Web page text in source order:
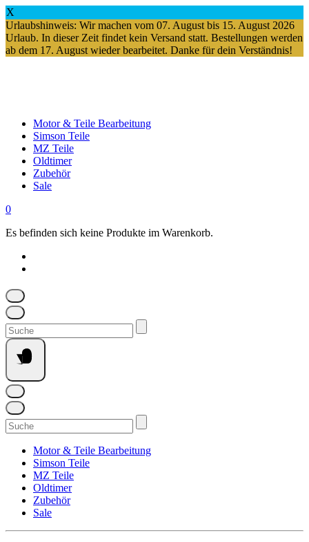
X
Urlaubshinweis: Wir machen vom 07. August bis 15. August 2026
Urlaub. In dieser Zeit findet kein Versand statt. Bestellungen werden
ab dem 17. August wieder bearbeitet. Danke für dein Verständnis!
Motor & Teile Bearbeitung
Simson Teile
MZ Teile
Oldtimer
Zubehör
Sale
0
Es befinden sich keine Produkte im Warenkorb.
Suchen
nach:
Suchen
nach:
Motor & Teile Bearbeitung
Simson Teile
MZ Teile
Oldtimer
Zubehör
Sale